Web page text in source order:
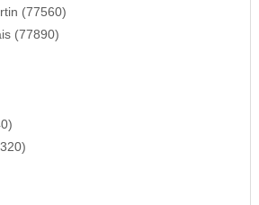
(77560)
(77890)